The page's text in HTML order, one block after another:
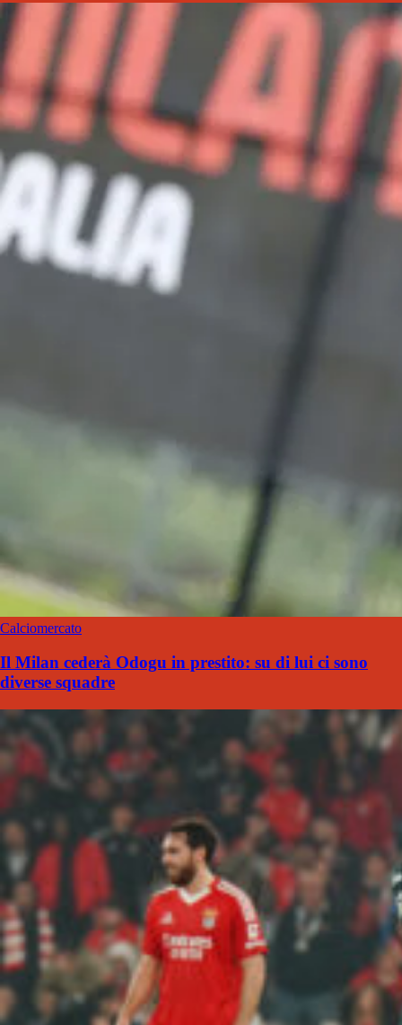
Calciomercato
Il Milan cederà Odogu in prestito: su di lui ci sono
diverse squadre